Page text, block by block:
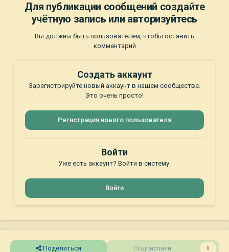
Для публикации сообщений создайте
учётную запись или авторизуйтесь
Вы должны быть пользователем, чтобы оставить
комментарий
Создать аккаунт
Зарегистрируйте новый аккаунт в нашем сообществе.
Это очень просто!
Регистрация нового пользователя
Войти
Уже есть аккаунт? Войти в систему.
Войти
Поделиться Подписчики 0